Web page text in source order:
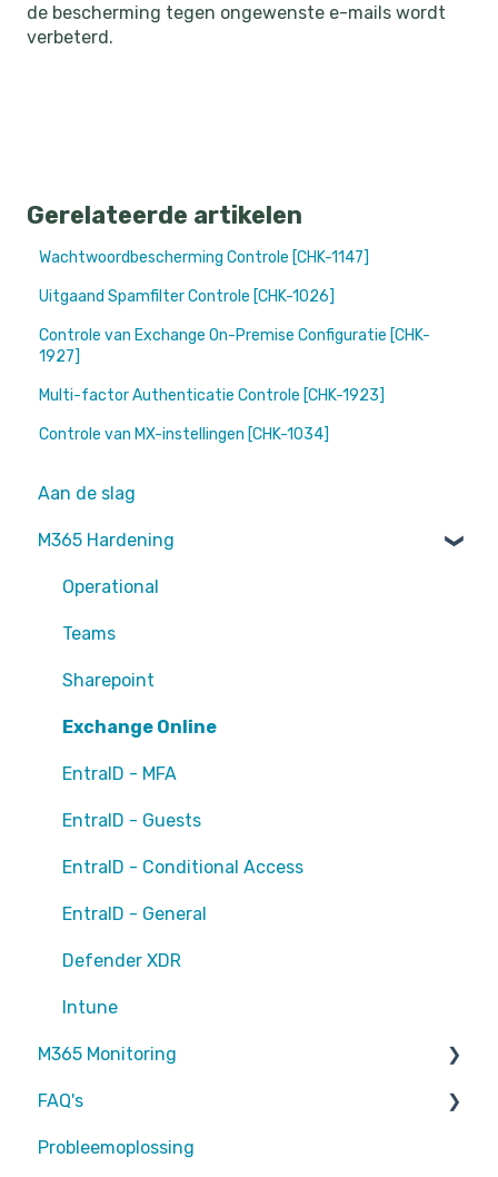
de bescherming tegen ongewenste e-mails wordt
verbeterd.
Gerelateerde artikelen
Wachtwoordbescherming Controle [CHK-1147]
Uitgaand Spamfilter Controle [CHK-1026]
Controle van Exchange On-Premise Configuratie [CHK-
1927]
Multi-factor Authenticatie Controle [CHK-1923]
Controle van MX-instellingen [CHK-1034]
Aan de slag
M365 Hardening
Operational
Teams
Sharepoint
Exchange Online
EntraID - MFA
EntraID - Guests
EntraID - Conditional Access
EntraID - General
Defender XDR
Intune
M365 Monitoring
Entra ID
SharePoint
FAQ's
Partners
Probleemoplossing